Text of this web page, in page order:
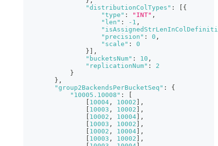
"distributionColTypes" :
{
"type" : "INT" ,
"len" : -1 ,
"precision" : 0 ,
"scale" :
0
}
,
"bucketsNum" : 10 ,
"replicationNum" :
2
}
} ,
"group2BackendsPerBucketSeq" :
{
"10005.10008" :
10004 , 10002
,
10003 , 10002
,
10002 , 10004
,
10003 , 10002
,
10002 , 10004
,
10003 , 10002
,